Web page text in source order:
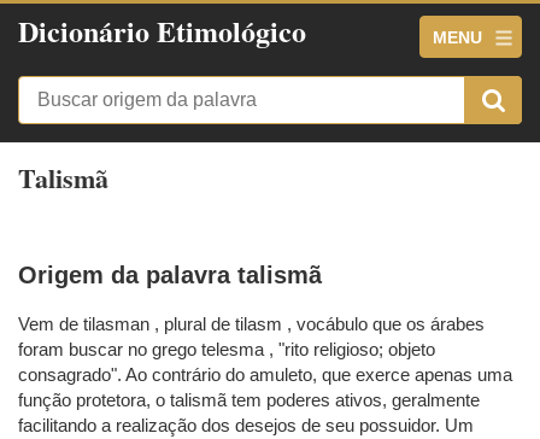
Dicionário Etimológico MENU
Talismã
Origem da palavra talismã
Vem de tilasman , plural de tilasm , vocábulo que os árabes
foram buscar no grego telesma , "rito religioso; objeto
consagrado". Ao contrário do amuleto, que exerce apenas uma
função protetora, o talismã tem poderes ativos, geralmente
facilitando a realização dos desejos de seu possuidor. Um